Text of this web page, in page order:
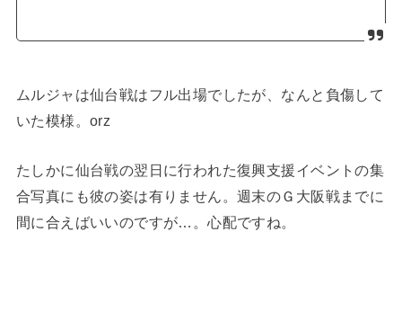
ムルジャは仙台戦はフル出場でしたが、なんと負傷して
いた模様。orz
たしかに仙台戦の翌日に行われた復興支援イベントの集
合写真にも彼の姿は有りません。週末のＧ大阪戦までに
間に合えばいいのですが…。心配ですね。